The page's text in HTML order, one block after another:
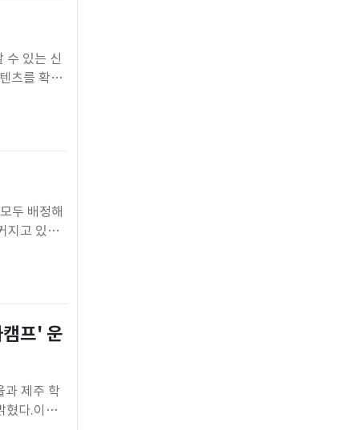
수 있는 신
츠를 확대
를 직접
두 배정해
지고 있
다"며 현
프' 운
과 제주 학
혔다.이번